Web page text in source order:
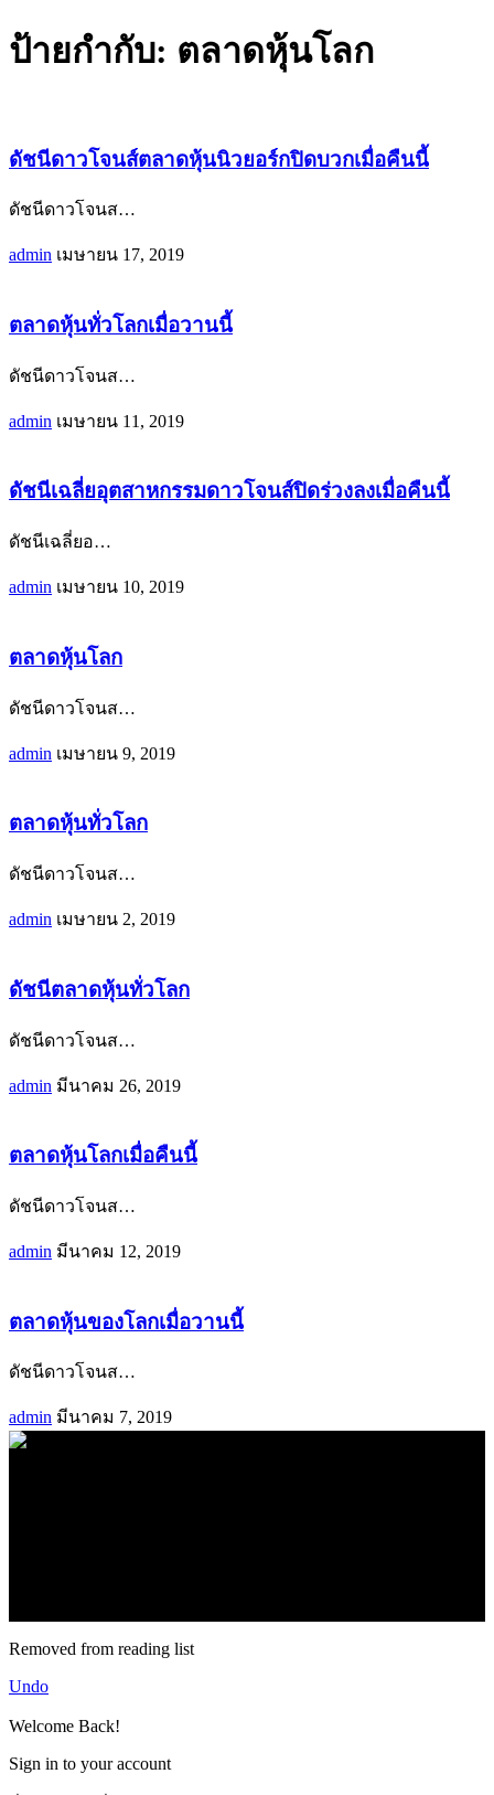
ป้ายกำกับ: ตลาดหุ้นโลก
ดัชนีดาวโจนส์ตลาดหุ้นนิวยอร์กปิดบวกเมื่อคืนนี้
ดัชนีดาวโจนส…
admin เมษายน 17, 2019
ตลาดหุ้นทั่วโลกเมื่อวานนี้
ดัชนีดาวโจนส…
admin เมษายน 11, 2019
ดัชนีเฉลี่ยอุตสาหกรรมดาวโจนส์ปิดร่วงลงเมื่อคืนนี้
ดัชนีเฉลี่ยอ…
admin เมษายน 10, 2019
ตลาดหุ้นโลก
ดัชนีดาวโจนส…
admin เมษายน 9, 2019
ตลาดหุ้นทั่วโลก
ดัชนีดาวโจนส…
admin เมษายน 2, 2019
ดัชนีตลาดหุ้นทั่วโลก
ดัชนีดาวโจนส…
admin มีนาคม 26, 2019
ตลาดหุ้นโลกเมื่อคืนนี้
ดัชนีดาวโจนส…
admin มีนาคม 12, 2019
ตลาดหุ้นของโลกเมื่อวานนี้
ดัชนีดาวโจนส…
admin มีนาคม 7, 2019
Removed from reading list
Undo
Welcome Back!
Sign in to your account